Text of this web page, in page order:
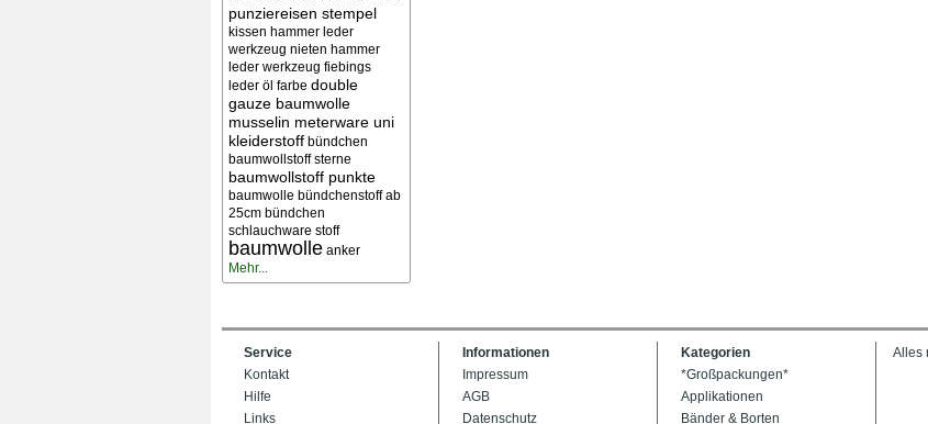
punziereisen stempel
kissen hammer leder
werkzeug nieten hammer
leder werkzeug fiebings
leder öl farbe double
gauze baumwolle
musselin meterware uni
kleiderstoff bündchen
baumwollstoff sterne
baumwollstoff punkte
baumwolle bündchenstoff ab
25cm bündchen
schlauchware stoff
baumwolle anker
Mehr...
Service
Kontakt
Hilfe
Links
Informationen
Impressum
AGB
Datenschutz
Kategorien
*Großpackungen*
Applikationen
Bänder & Borten
Alles